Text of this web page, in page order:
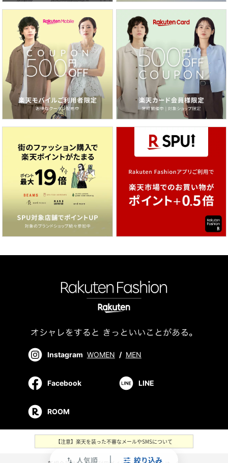
swap_vert 人気順 絞り込み
Instagram WOMEN / MEN
Facebook LINE
ROOM
【注意】楽天を装った不審なメールやSMSについて